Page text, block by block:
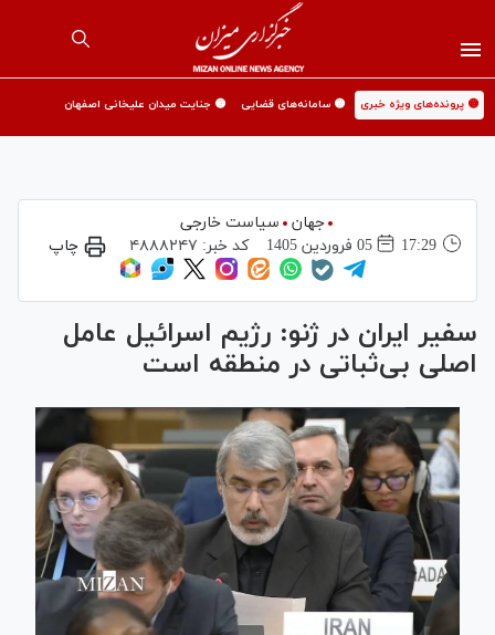
🟡 پرونده‌های ویژه خبری 🟡 سامانه‌های قضایی 🟡 جنایت میدان علیخانی اصفهان
جهان
سیاست خارجی
17:29
05 فروردين 1405 کد خبر: ۴۸۸۸۲۴۷ چاپ
سفیر ایران در ژنو: رژیم اسرائیل عامل
اصلی بی‌ثباتی در منطقه است